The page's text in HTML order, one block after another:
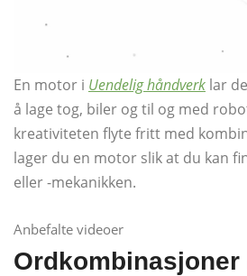
En motor i Uendelig håndverk lar
å lage tog, biler og til og med
kreativiteten flyte fritt med
lager du en motor slik at du kan
eller -mekanikken.
Anbefalte videoer
Ordkombinasjoner